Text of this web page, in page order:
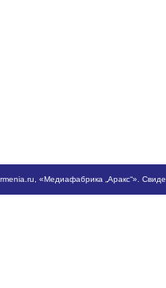
, «Медиафабрика „Аракс“».